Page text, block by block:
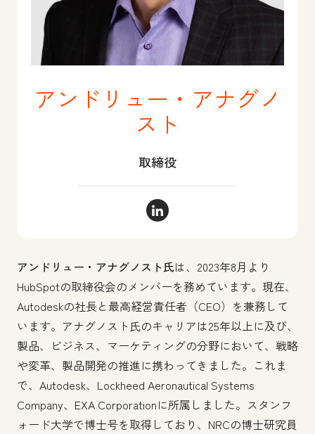
アンドリュー・アナグノ
スト
取締役
アンドリュー・アナグノスト
アンドリュー・アナグノスト氏は、2023年8月より
HubSpotの取締役会のメンバーを務めています。現在、
Autodeskの社長と最高経営責任者（CEO）を兼務して
います。アナグノスト氏のキャリアは25年以上に及び、
製品、ビジネス、マーケティングの分野において、戦略
や変革、製品開発の推進に携わってきました。これま
で、Autodesk、Lockheed Aeronautical Systems
Company、EXA Corporationに所属しました。スタンフ
ォード大学で博士号を取得しており、NRCの博士研究員